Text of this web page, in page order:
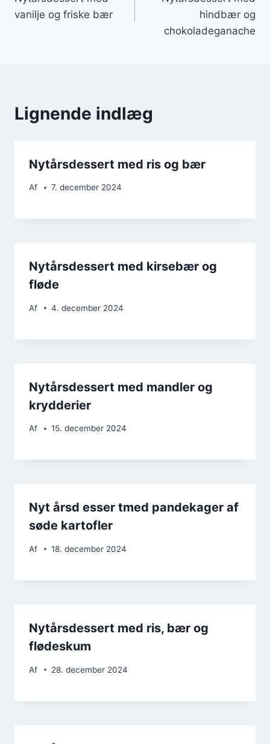
vanilje og friske bær
hindbær og
chokoladeganache
Lignende indlæg
Nytårsdessert med ris og bær
Af 7. december 2024
Nytårsdessert med kirsebær og
fløde
Af 4. december 2024
Nytårsdessert med mandler og
krydderier
Af 15. december 2024
Nyt årsd esser tmed pandekager af
søde kartofler
Af 18. december 2024
Nytårsdessert med ris, bær og
flødeskum
Af 28. december 2024